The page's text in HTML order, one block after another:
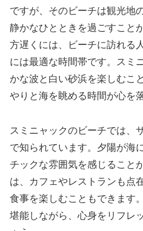
ですが、そのビーチは観光地
静かなひとときを過ごすこと
方遅くには、ビーチに訪れる
には最適な時間帯です。スミ
かな波と白い砂浜を楽しむこ
やりと海を眺める時間が心を
スミニャックのビーチでは、
で知られています。夕陽が海
チックな雰囲気を感じること
は、カフェやレストランも点
食事を楽しむこともできます
堪能しながら、心身をリフレ